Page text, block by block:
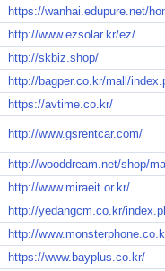
https://wanhai.edupure.net/
http://www.ezsolar.kr/ez/
http://skbiz.shop/
http://bagper.co.kr/mall/
https://avtime.co.kr/
http://www.gsrentcar.com/
http://wooddream.net/shop/
http://www.miraeit.or.kr/
http://yedangcm.co.kr/
http://
https://www.bayplus.co.kr/